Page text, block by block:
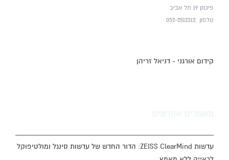
פיכמן 19 תל אביב
טלפון :052-2512312
קידום אורגני - דניאל זריהן
עדשות ZEISS ClearMind: הדור החדש של עדשות סינגל ומולטיפוקל